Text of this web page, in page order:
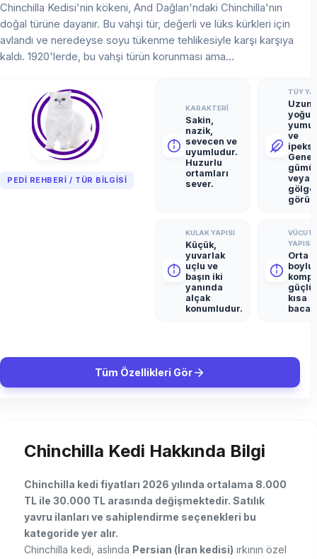
Chinchilla Kedisi'nin kökeni, And Dağları'ndaki Chinchilla'nın
doğal türüne dayanır. Bu vahşi tür, değerli ve lüks kürkleri için
avlandı ve neredeyse soyu tükenme tehlikesiyle karşı karşıya
kaldı. 1920'lerde, bu vahşi türün korunması ama...
PEDI REHBERI / TÜR BILGISI
KARAKTERI
Sakin,
nazik,
sevecen ve
uyumludur.
Huzurlu
ortamları
sever.
TÜY
Uzun,
ve
veya
KULAK YAPISI
Küçük,
yuvarlak
uçlu ve
başın iki
yanında
alçak
konumludur.
VÜCUT
YAPISI
Orta
boylu,
güçlü
kısa
Tüm Özellikleri Gör
Chinchilla Kedi Hakkında Bilgi
Chinchilla kedi fiyatları 2026 yılında ortalama 8.000
TL ile 30.000 TL arasında değişmektedir. Satılık
yavru ilanları ve sahiplendirme seçenekleri bu
kategoride yer alır.
Chinchilla kedi, aslında Persian (İran kedisi) ırkının özel